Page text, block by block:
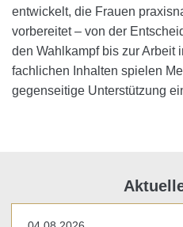
entwickelt, die Frauen
vorbereitet – von der
den Wahlkampf bis zur Arbeit
fachlichen Inhalten spielen
gegenseitige Unterstützung